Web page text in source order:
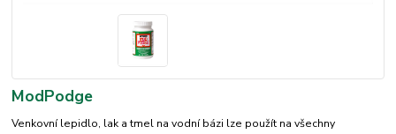
ModPodge
Venkovní lepidlo, lak a tmel na vodní bázi lze použít na všechny